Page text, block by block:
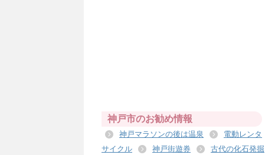
神戸市のお勧め情報
神戸マラソンの後は温泉
電動レンタ
サイクル
神戸街遊券
古代の化石発掘